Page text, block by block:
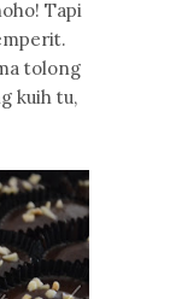
Tapi
tolong
kuih tu,